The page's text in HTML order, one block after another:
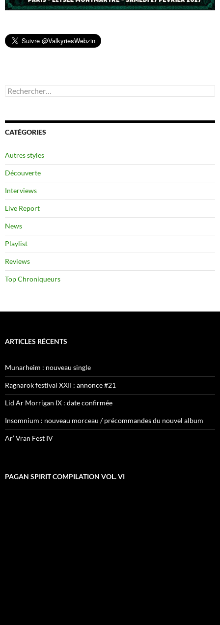
Rechercher :
CATÉGORIES
Autres styles
Découverte
Interviews
Live Report
News
Playlist
Reviews
Top Chroniqueurs
ARTICLES RÉCENTS
Munarheim : nouveau single
Ragnarök festival XXII : annonce #21
Lid Ar Morrigan IX : date confirmée
Insomnium : nouveau morceau / précommandes du nouvel album
Ar’ Vran Fest IV
PAGAN SPIRIT COMPILATION VOL. VI